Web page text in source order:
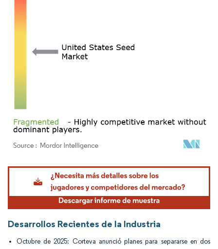
Imagen © Mordor Intelligence. El uso requiere atribución según CC BY 4.0.
Desarrollos Recientes de la Industria
Octubre de 2025: Corteva anunció planes para separarse en dos